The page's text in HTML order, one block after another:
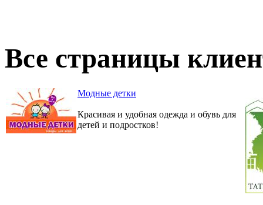
Все страницы
Модные детки
Красивая и удобная одежда и обувь для
детей и подростков!